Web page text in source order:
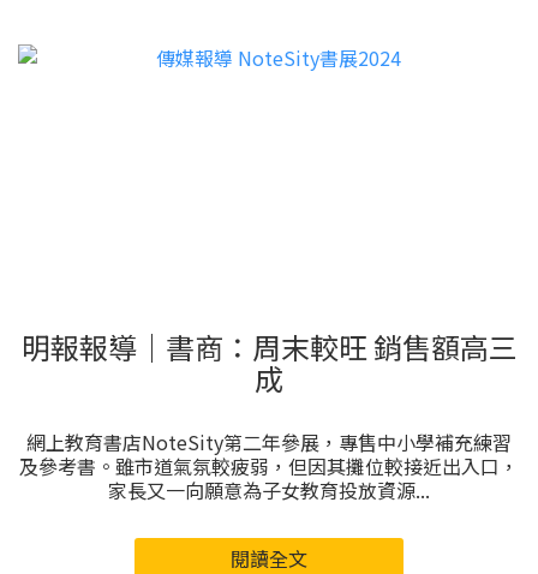
明報報導｜書商：周末較旺 銷售額高三
成
網上教育書店NoteSity第二年參展，專售中小學補充練習
及參考書。雖市道氣氛較疲弱，但因其攤位較接近出入口，
家長又一向願意為子女教育投放資源...
閱讀全文